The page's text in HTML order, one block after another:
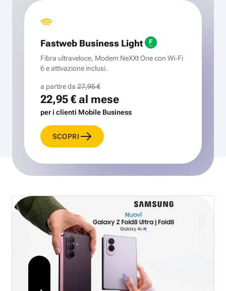
Fastweb Business Light
Fibra ultraveloce, Modem NeXXt One con Wi‑Fi
6 e attivazione inclusi.
a partire da 27,95 €
22,95 €al mese
per i clienti Mobile Business
SCOPRI